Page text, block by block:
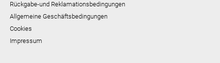
Rückgabe-und Reklamationsbedingungen
Allgemeine Geschäftsbedingungen
Cookies
Impressum